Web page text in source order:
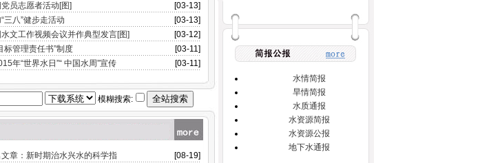
员志愿者活动[图]
[03-13]
三八”健步走活动
[03-13]
文工作视频会议并作典型发言[图]
[03-12]
标管理责任书”制度
[03-11]
年“世界水日”“ 中国水周”宣传
[03-11]
模糊搜索:
文章：新时期治水兴水的科学指
[08-19]
水情简报
旱情简报
水质通报
水资源简报
水资源公报
地下水通报